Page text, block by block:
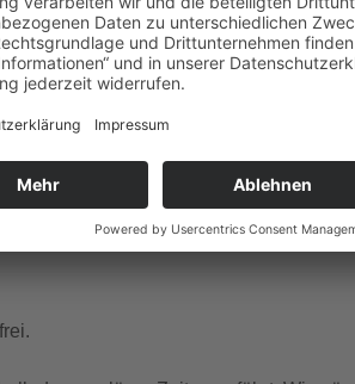
Kalender
Dienstag, Donnerstag, Freitag,
französischer Sprache.